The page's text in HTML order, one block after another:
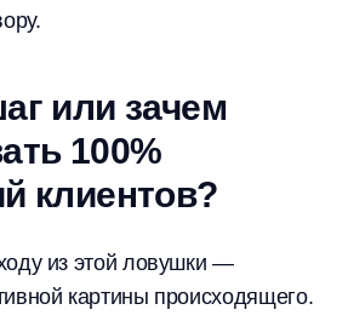
или зачем
100%
клиентов?
из этой ловушки —
картины происходящего.